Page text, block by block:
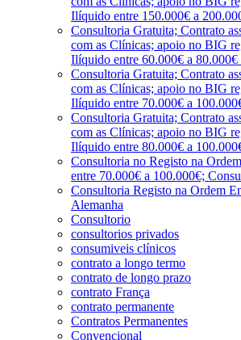
Ilíquido entre 150.000€ a
Consultoria Gratuita; Contrato
com as Clínicas; apoio no BIG
Ilíquido entre 60.000€ a 80.000€
Consultoria Gratuita; Contrato
com as Clínicas; apoio no BIG
Ilíquido entre 70.000€ a
Consultoria Gratuita; Contrato
com as Clínicas; apoio no BIG
Ilíquido entre 80.000€ a
Consultoria no Registo na
entre 70.000€ a 100.000€;
Consultoria Registo na Ordem
Alemanha
Consultorio
consultorios privados
consumiveis clínicos
contrato a longo termo
contrato de longo prazo
contrato França
contrato permanente
Contratos Permanentes
Convencional